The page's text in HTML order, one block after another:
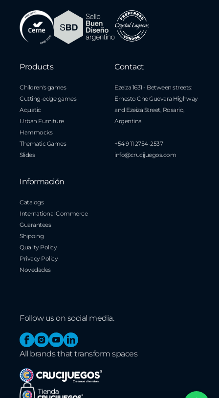
Products
Children's games
Cutting-edge games
Aquatic
Urban Furniture
Hammocks
Thematic Games
Slides
Información
Catalogs
International Commerce
Guarantees
Shipping
Quality Policy
Privacy Policy
Novedades
Contact
Ezeiza 1631 - Between streets:
Ernesto Che Guevara Highway
and Ezeiza Street, Rosario,
Argentina
+54 9 11 2754-2537
info@crucijuegos.com
All brands that transform spaces
Follow us on social media.
FacebookInstagram
YouTubeLinkedin